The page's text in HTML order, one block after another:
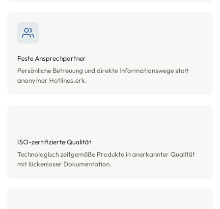
Feste Ansprechpartner
Persönliche Betreuung und direkte Informationswege statt
anonymer Hotlines.erk.
ISO-zertifizierte Qualität
Technologisch zeitgemäße Produkte in anerkannter Qualität
mit lückenloser Dokumentation.